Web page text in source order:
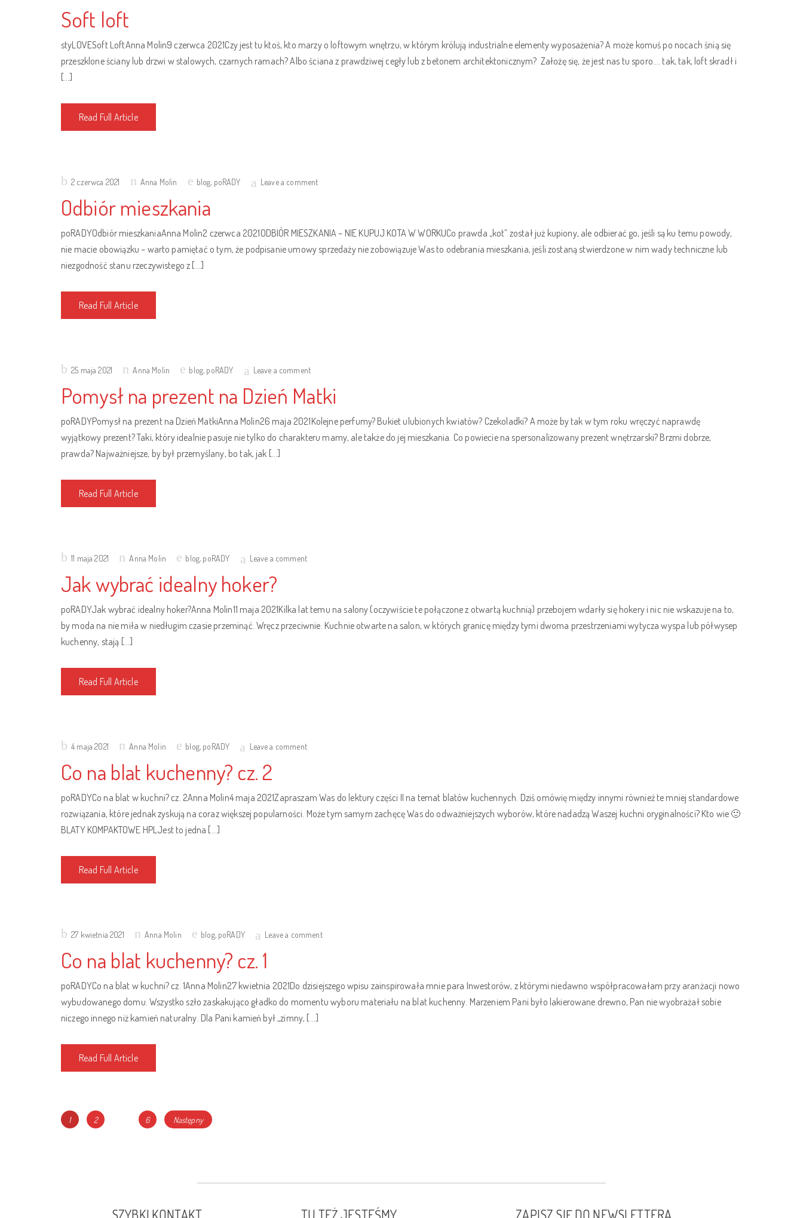
Soft loft
styLOVESoft LoftAnna Molin9 czerwca 2021Czy jest tu ktoś, kto marzy o loftowym wnętrzu, w którym królują industrialne elementy wyposażenia? A może komuś po nocach śnią się
przeszklone ściany lub drzwi w stalowych, czarnych ramach? Albo ściana z prawdziwej cegły lub z betonem architektonicznym? Założę się, że jest nas tu sporo…. tak, tak, loft skradł i
[…]
Read Full Article
Posted2 czerwca 2021 Anna Molin blog, poRADY Leave a comment
Odbiór mieszkania
poRADYOdbiór mieszkaniaAnna Molin2 czerwca 2021ODBIÓR MIESZKANIA – NIE KUPUJ KOTA W WORKUCo prawda „kot” został już kupiony, ale odbierać go, jeśli są ku temu powody,
nie macie obowiązku – warto pamiętać o tym, że podpisanie umowy sprzedaży nie zobowiązuje Was to odebrania mieszkania, jeśli zostaną stwierdzone w nim wady techniczne lub
niezgodność stanu rzeczywistego z […]
Read Full Article
Posted25 maja 2021 Anna Molin blog, poRADY Leave a comment
Pomysł na prezent na Dzień Matki
poRADYPomysł na prezent na Dzień MatkiAnna Molin26 maja 2021Kolejne perfumy? Bukiet ulubionych kwiatów? Czekoladki? A może by tak w tym roku wręczyć naprawdę
wyjątkowy prezent? Taki, który idealnie pasuje nie tylko do charakteru mamy, ale także do jej mieszkania. Co powiecie na spersonalizowany prezent wnętrzarski? Brzmi dobrze,
prawda? Najważniejsze, by był przemyślany, bo tak, jak […]
Read Full Article
Posted11 maja 2021 Anna Molin blog, poRADY Leave a comment
Jak wybrać idealny hoker?
poRADYJak wybrać idealny hoker?Anna Molin11 maja 2021Kilka lat temu na salony (oczywiście te połączone z otwartą kuchnią) przebojem wdarły się hokery i nic nie wskazuje na to,
by moda na nie miła w niedługim czasie przeminąć. Wręcz przeciwnie. Kuchnie otwarte na salon, w których granicę między tymi dwoma przestrzeniami wytycza wyspa lub półwysep
kuchenny, stają […]
Read Full Article
Posted4 maja 2021 Anna Molin blog, poRADY Leave a comment
Co na blat kuchenny? cz. 2
poRADYCo na blat w kuchni? cz. 2Anna Molin4 maja 2021Zapraszam Was do lektury części II na temat blatów kuchennych. Dziś omówię między innymi również te mniej standardowe
rozwiązania, które jednak zyskują na coraz większej popularności. Może tym samym zachęcę Was do odważniejszych wyborów, które nadadzą Waszej kuchni oryginalności? Kto wie 🙂
BLATY KOMPAKTOWE HPLJest to jedna […]
Read Full Article
Posted27 kwietnia 2021 Anna Molin blog, poRADY Leave a comment
Co na blat kuchenny? cz. 1
poRADYCo na blat w kuchni? cz. 1Anna Molin27 kwietnia 2021Do dzisiejszego wpisu zainspirowała mnie para Inwestorów, z którymi niedawno współpracowałam przy aranżacji nowo
wybudowanego domu. Wszystko szło zaskakująco gładko do momentu wyboru materiału na blat kuchenny. Marzeniem Pani było lakierowane drewno, Pan nie wyobrażał sobie
niczego innego niż kamień naturalny. Dla Pani kamień był „zimny, […]
Read Full Article
Nawigacja
Page
1 Page
2 Page
6 Następny
SZYBKI KONTAKT TU TEŻ JESTEŚMY ZAPISZ SIĘ DO NEWSLETTERA